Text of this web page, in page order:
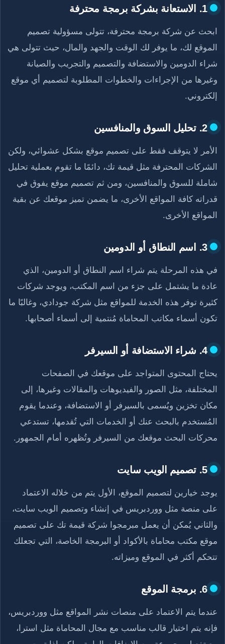
1. الاستعانة بشركة برمجة محترفة
ابحث عن شركة برمجة محترفة، تتولى مسؤولية تصميم
الموقع لك، ما يوفر لك الوقت والجهد والمال، حيث تتولى هي
شراء الدومين والاستضافة والتصميم والتجريب والصيانة
وغيرها من الإجراءات والخطوات المطلوبة لتصميم أي موقع
إلكتروني.
2. تحليل السوق والمنافسين
الأمر لا يتوقف فقط على تصميم موقع بشكل عشوائي، ولكن
الشركات المحترفة مثل قيمة تك، دائمًا ما تقوم بعملية تحليل
شاملة للسوق والمنافسين، ومن ثم تصميم موقع يفوق في
قدراته كافة المواقع الأخرى، ما يضمن تميز موقعك عن بقية
المواقع الأخرى.
3. اسم النطاق أو الدومين
في هذه المرحلة يتم شراء اسم النطاق أو الدومين، الذي
عادة ما يشتمل على جزء من اسم المكتب، ويوجد شركات
كثيرة توفر هذه الخدمة للمواقع مثل شركة جودادي، وغالبًا ما
تكون أسماء مكاتب المحاماة مُنتمية إلى أسماء أصحابها.
4. شراء الاستضافة أو السيرفر
يحتاج المحتوى المتواجد على موقعك في الصفحات
المختلفة، مثل الصور والفيديوهات والمقالات وغيرها، إلى
مكان تخزين ويُسمى بالسيرفر أو الاستضافة، وعندما يقوم
المُستخدم بالبحث عنك أو الخدمات التي تُقدمها، تستدعي
محركات البحث موقعك من السيرفر وتُظهره أمام الجمهور.
5. تصميم الويب سايت
يوجد خيارين لتصميم الموقع، الأول يتم من خلاله الاعتماد
على منصة مثل ووردبريس في إنشاء وتصميم الويب سايت،
والثاني يُمكن أن يعمل مبرمجوا شركة قيمة تك على تصميم
موقع مكتب محاماة بالأكواد أو البرمجة الخاصة، التي تجعلك
تتحكم أكثر في الموقع وميزاته.
6. برمجة الموقع
عندما يتم الاعتماد على منصات نشر المواقع مثل ووردبريس،
فإنه يتم اختيار قالب مناسب مع مجال المحاماة مثل استرا،